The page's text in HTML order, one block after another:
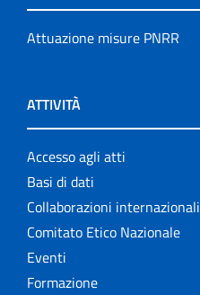
Attuazione misure PNRR
ATTIVITÀ
Accesso agli atti
Basi di dati
Collaborazioni internazionali
Comitato Etico Nazionale
Eventi
Formazione